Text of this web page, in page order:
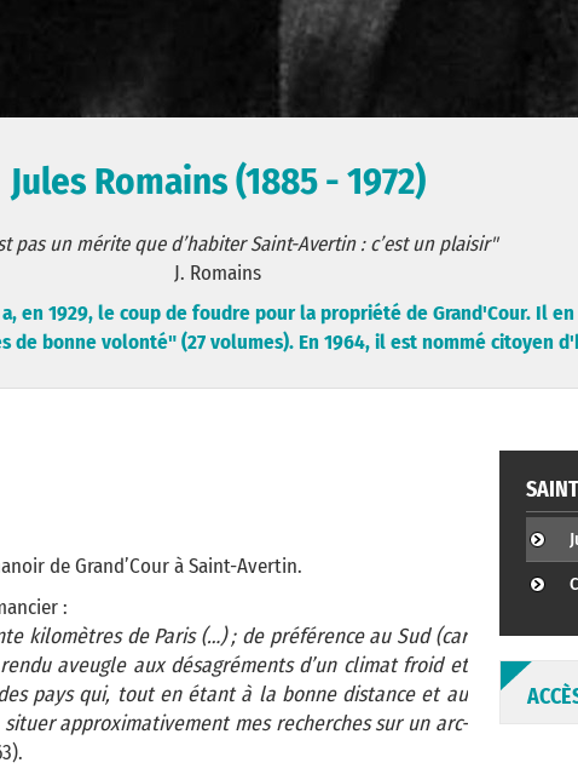
Jules Romains (1885 - 1972)
pas un mérite que d’habiter Saint-Avertin : c’est un plaisir"
J. Romains
en 1929, le coup de foudre pour la propriété de Grand'Cour. Il
bonne volonté" (27 volumes). En 1964, il est nommé citoyen
de Grand’Cour à Saint-Avertin.
:
kilomètres de Paris (…) ; de préférence au Sud (car
aveugle aux désagréments d’un climat froid et
pays qui, tout en étant à la bonne distance et au
approximativement mes recherches sur un arc-